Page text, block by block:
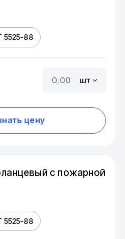
5525-88
шт
цену
с пожарной
5525-88